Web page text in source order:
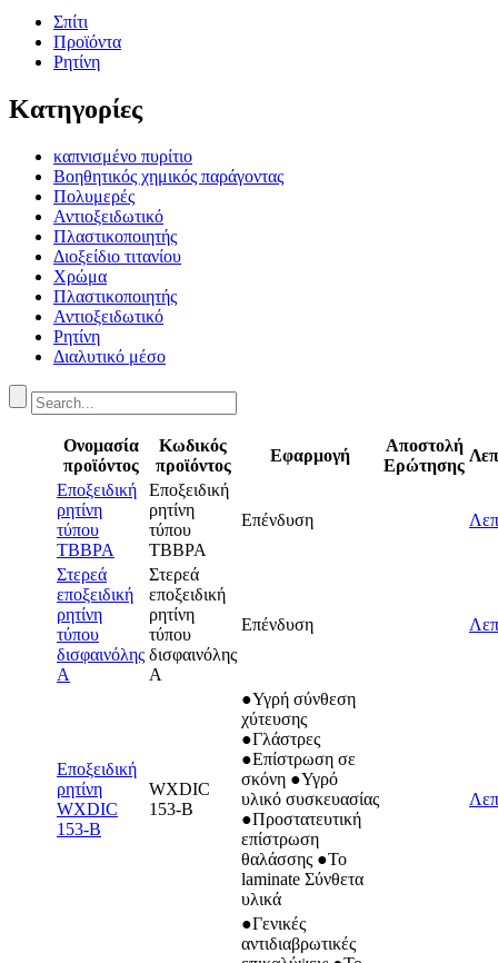
Σπίτι
Προϊόντα
Ρητίνη
Κατηγορίες
καπνισμένο πυρίτιο
Βοηθητικός χημικός παράγοντας
Πολυμερές
Αντιοξειδωτικό
Πλαστικοποιητής
Διοξείδιο τιτανίου
Χρώμα
Πλαστικοποιητής
Αντιοξειδωτικό
Ρητίνη
Διαλυτικό μέσο
Ονομασία
προϊόντος
Κωδικός
προϊόντος
Εφαρμογή
Αποστολή
Ερώτησης
Εποξειδική
ρητίνη
τύπου
TBBPA
Εποξειδική
ρητίνη
τύπου
TBBPA
Επένδυση
Στερεά
εποξειδική
ρητίνη
τύπου
δισφαινόλης
Α
Στερεά
εποξειδική
ρητίνη
τύπου
δισφαινόλης
Α
Επένδυση
Εποξειδική
ρητίνη
WXDIC
153-B
WXDIC
153-B
●Υγρή σύνθεση
χύτευσης
●Γλάστρες
●Επίστρωση σε
σκόνη ●Υγρό
υλικό συσκευασίας
●Προστατευτική
επίστρωση
θαλάσσης ●Το
laminate Σύνθετα
υλικά
●Γενικές
αντιδιαβρωτικές